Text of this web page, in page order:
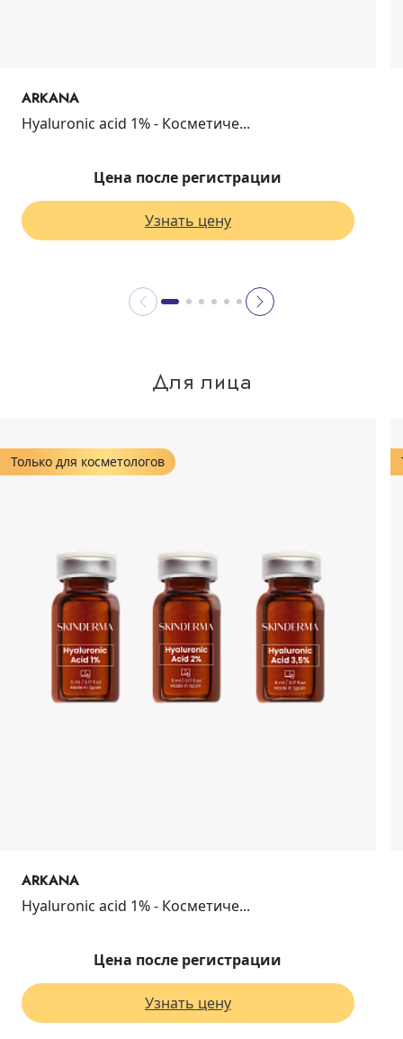
ARKANA
Hyaluronic acid 1% - Косметиче...
Цена после регистрации
Узнать цену
Для лица
Только для косметологов
ARKANA
Hyaluronic acid 1% - Косметиче...
Цена после регистрации
Узнать цену